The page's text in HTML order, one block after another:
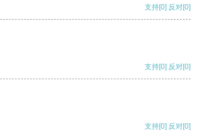
支持[0] 反对[0]
支持[0] 反对[0]
支持[0] 反对[0]